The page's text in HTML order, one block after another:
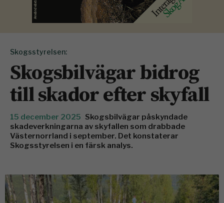
Skogsstyrelsen:
Skogsbilvägar bidrog
till skador efter skyfall
15 december 2025 Skogsbilvägar påskyndade
skadeverkningarna av skyfallen som drabbade
Västernorrland i september. Det konstaterar
Skogsstyrelsen i en färsk analys.